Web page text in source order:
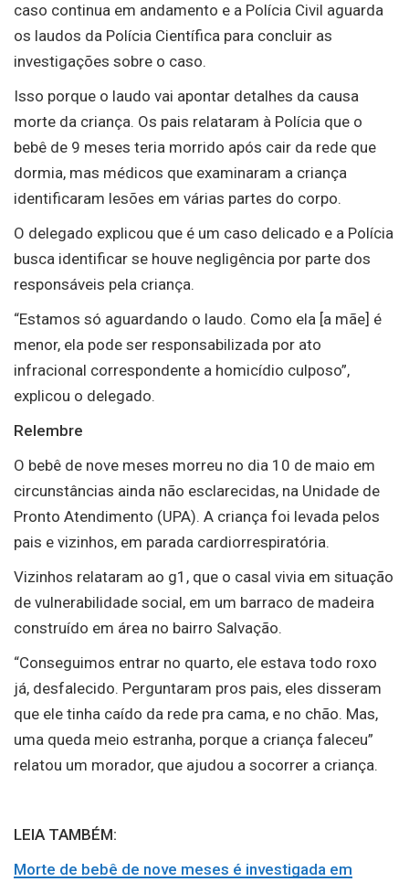
caso continua em andamento e a Polícia Civil aguarda
os laudos da Polícia Científica para concluir as
investigações sobre o caso.
Isso porque o laudo vai apontar detalhes da causa
morte da criança. Os pais relataram à Polícia que o
bebê de 9 meses teria morrido após cair da rede que
dormia, mas médicos que examinaram a criança
identificaram lesões em várias partes do corpo.
O delegado explicou que é um caso delicado e a Polícia
busca identificar se houve negligência por parte dos
responsáveis pela criança.
“Estamos só aguardando o laudo. Como ela [a mãe] é
menor, ela pode ser responsabilizada por ato
infracional correspondente a homicídio culposo”,
explicou o delegado.
Relembre
O bebê de nove meses morreu no dia 10 de maio em
circunstâncias ainda não esclarecidas, na Unidade de
Pronto Atendimento (UPA). A criança foi levada pelos
pais e vizinhos, em parada cardiorrespiratória.
Vizinhos relataram ao g1, que o casal vivia em situação
de vulnerabilidade social, em um barraco de madeira
construído em área no bairro Salvação.
“Conseguimos entrar no quarto, ele estava todo roxo
já, desfalecido. Perguntaram pros pais, eles disseram
que ele tinha caído da rede pra cama, e no chão. Mas,
uma queda meio estranha, porque a criança faleceu”
relatou um morador, que ajudou a socorrer a criança.
LEIA TAMBÉM:
Morte de bebê de nove meses é investigada em